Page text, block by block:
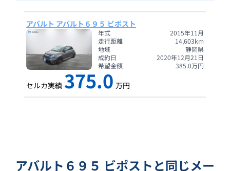
アバルト アバルト６９５ ビポスト
年式
2015年11月
走行距離
14,603km
地域
静岡県
成約日
2020年12月21日
希望金額
385.0万円
セルカ実績 375.0 万円
アバルト６９５ ビポストと同じメー